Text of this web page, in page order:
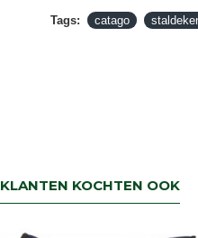
terug sturen naar :
Tags: catago
KLANTEN KOCHTEN OOK